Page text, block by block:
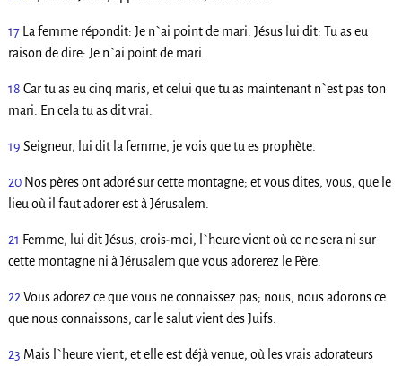
17 La femme répondit: Je n`ai point de mari. Jésus lui dit: Tu as eu
raison de dire: Je n`ai point de mari.
18 Car tu as eu cinq maris, et celui que tu as maintenant n`est pas ton
mari. En cela tu as dit vrai.
19 Seigneur, lui dit la femme, je vois que tu es prophète.
20 Nos pères ont adoré sur cette montagne; et vous dites, vous, que le
lieu où il faut adorer est à Jérusalem.
21 Femme, lui dit Jésus, crois-moi, l`heure vient où ce ne sera ni sur
cette montagne ni à Jérusalem que vous adorerez le Père.
22Vous adorez ce que vous ne connaissez pas; nous, nous adorons ce
que nous connaissons, car le salut vient des Juifs.
23 Mais l`heure vient, et elle est déjà venue, où les vrais adorateurs